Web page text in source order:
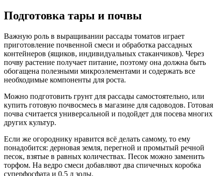
Подготовка тары и почвы
Важную роль в выращивании рассады томатов играет
приготовление почвенной смеси и обработка рассадных
контейнеров (ящиков, индивидуальных стаканчиков). Через
почву растение получает питание, поэтому она должна быть
обогащена полезными микроэлементами и содержать все
необходимые компоненты для роста.
Можно подготовить грунт для рассады самостоятельно, или
купить готовую почвосмесь в магазине для садоводов. Готовая
почва считается универсальной и подойдет для посева многих
других культур.
Если же огороднику нравится всё делать самому, то ему
понадобится: дерновая земля, перегной и промытый речной
песок, взятые в равных количествах. Песок можно заменить
торфом. На ведро смеси добавляют два спичечных коробка
суперфосфата и 0,5 л золы.